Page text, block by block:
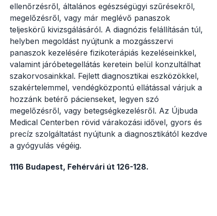
ellenőrzésről, általános egészségügyi szűrésekről,
megelőzésről, vagy már meglévő panaszok
teljeskörű kivizsgálásáról. A diagnózis felállításán túl,
helyben megoldást nyújtunk a mozgásszervi
panaszok kezelésére fizikoterápiás kezeléseinkkel,
valamint járóbetegellátás keretein belül konzultálhat
szakorvosainkkal. Fejlett diagnosztikai eszközökkel,
szakértelemmel, vendégközpontú ellátással várjuk a
hozzánk betérő pácienseket, legyen szó
megelőzésről, vagy betegségkezelésről. Az Újbuda
Medical Centerben rövid várakozási idővel, gyors és
precíz szolgáltatást nyújtunk a diagnosztikától kezdve
a gyógyulás végéig.
1116 Budapest, Fehérvári út 126-128.